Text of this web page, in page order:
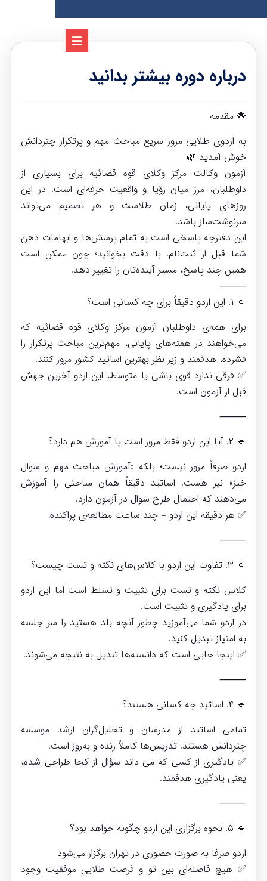
درباره دوره بیشتر بدانید
🌟 مقدمه
به اردوی طلایی مرور سریع مباحث مهم و پرتکرار چتردانش
خوش آمدید 🌿
آزمون وکالت مرکز وکلای قوه قضائیه برای بسیاری از
داوطلبان، مرز میان رؤیا و واقعیت حرفه‌ای است. در این
روزهای پایانی، زمان طلاست و هر تصمیم می‌تواند
سرنوشت‌ساز باشد.
این دفترچه پاسخی است به تمام پرسش‌ها و ابهامات ذهن
شما قبل از ثبت‌نام. با دقت بخوانید؛ چون ممکن است
همین چند پاسخ، مسیر آینده‌تان را تغییر دهد.
⸻
🔹 ۱. این اردو دقیقاً برای چه کسانی است؟
برای همه‌ی داوطلبان آزمون مرکز وکلای قوه قضائیه که
می‌خواهند در هفته‌های پایانی، مهم‌ترین مباحث پرتکرار را
فشرده، هدفمند و زیر نظر بهترین اساتید کشور مرور کنند.
✅ فرقی ندارد قوی باشی یا متوسط، این اردو آخرین جهش
قبل از آزمون است.
⸻
🔹 ۲. آیا این اردو فقط مرور است یا آموزش هم دارد؟
اردو صرفاً مرور نیست؛ بلکه «آموزش مباحث مهم و سوال
خیز» نیز هست. اساتید دقیقاً همان مباحثی را آموزش
می‌دهند که احتمال طرح سوال در آزمون دارد.
✅ هر دقیقه این اردو = چند ساعت مطالعه‌ی پراکنده!
⸻
🔹 ۳. تفاوت این اردو با کلاس‌های نکته و تست چیست؟
کلاس نکته و تست برای تثبیت و تسلط است اما این اردو
برای یادگیری و تثبیت است.
در اردو شما می‌آموزید چطور آنچه بلد هستید را سر جلسه
به امتیاز تبدیل کنید.
✅ اینجا جایی است که دانسته‌ها تبدیل به نتیجه می‌شوند.
⸻
🔹 ۴. اساتید چه کسانی هستند؟
تمامی اساتید از مدرسان و تحلیل‌گران ارشد موسسه
چتردانش هستند. تدریس‌ها کاملاً زنده و به‌روز است.
✅ یادگیری از کسی که می داند سؤال از کجا طراحی شده،
یعنی یادگیری هدفمند.
⸻
🔹 ۵. نحوه برگزاری این اردو چگونه خواهد بود؟
اردو صرفا به صورت حضوری در تهران برگزار می‌شود
✅ هیچ فاصله‌ای بین تو و فرصت طلایی موفقیت وجود